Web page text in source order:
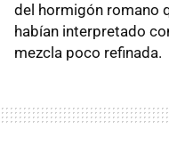
del hormigón romano
habían interpretado
mezcla poco refinada.